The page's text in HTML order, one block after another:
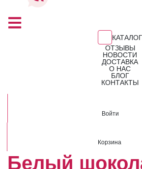
КАТАЛОГ
ОТЗЫВЫ
НОВОСТИ
ДОСТАВКА
О НАС
БЛОГ
КОНТАКТЫ
Войти
Корзина
Белый